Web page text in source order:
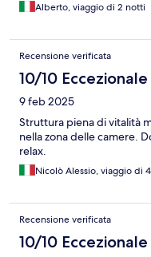
Alberto, viaggio di 2 notti
Recensione verificata
10/10 Eccezionale
9 feb 2025
Struttura piena di vitalità
nella zona delle camere.
relax.
Nicolò Alessio, viaggio di
Recensione verificata
10/10 Eccezionale